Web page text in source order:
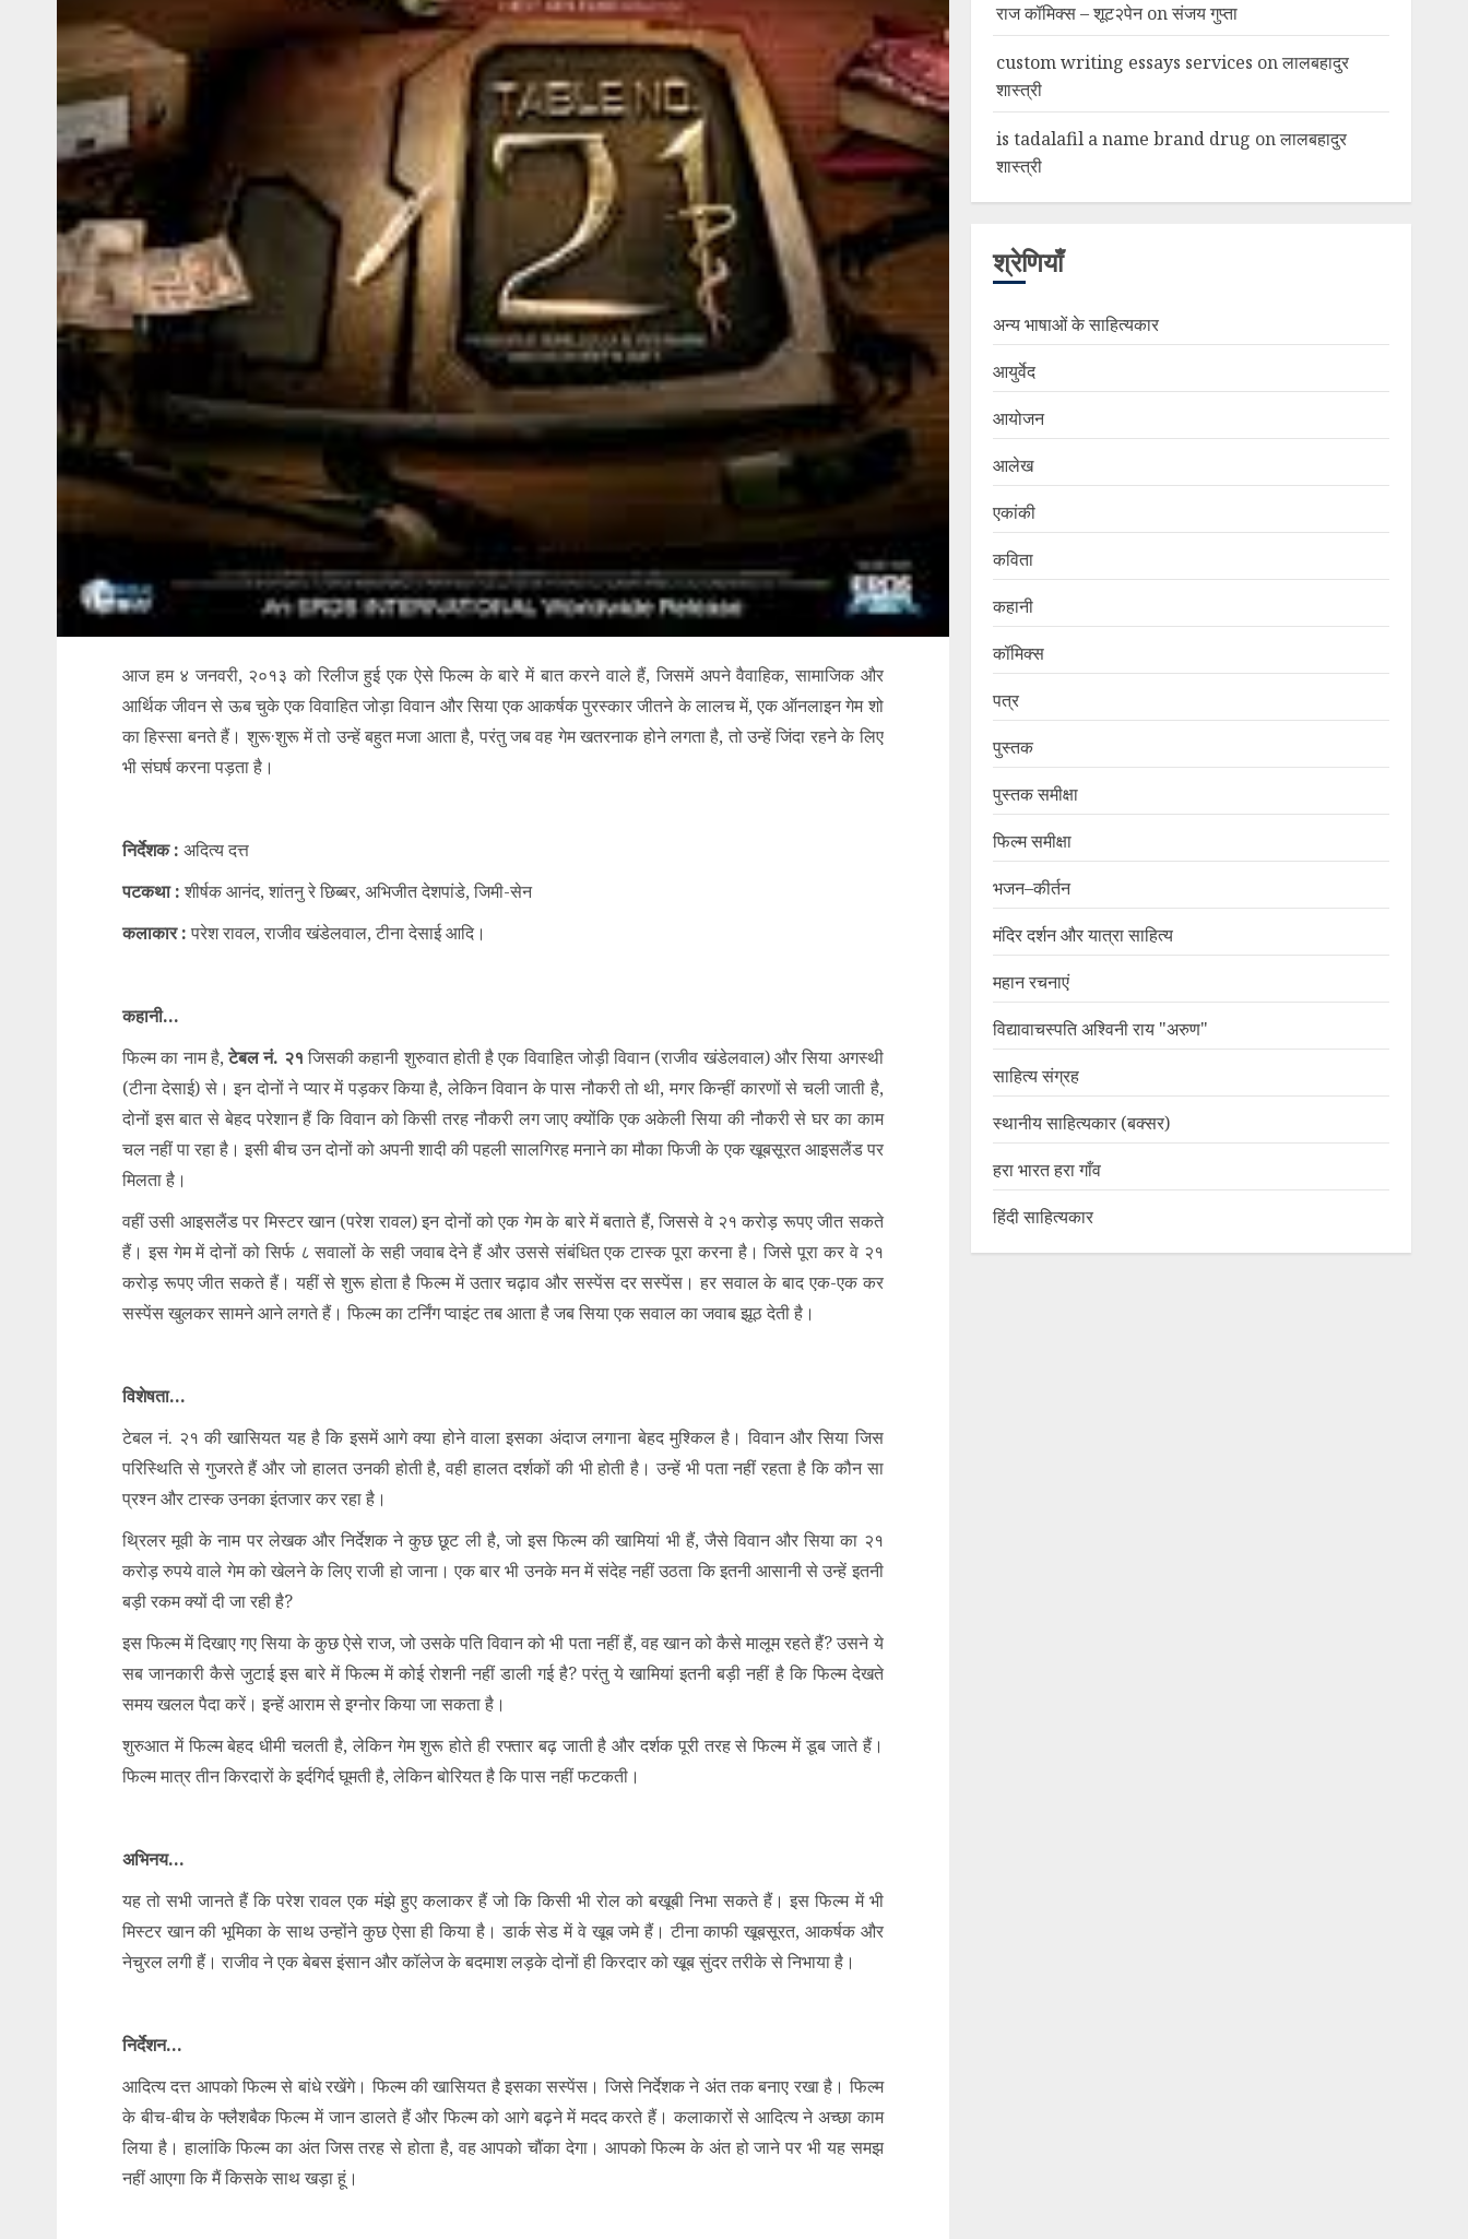
आज हम ४ जनवरी, २०१३ को रिलीज हुई एक ऐसे फिल्म के बारे में बात करने वाले हैं, जिसमें अपने वैवाहिक, सामाजिक और
आर्थिक जीवन से ऊब चुके एक विवाहित जोड़ा विवान और सिया एक आकर्षक पुरस्कार जीतने के लालच में, एक ऑनलाइन गेम शो
का हिस्सा बनते हैं। शुरू·शुरू में तो उन्हें बहुत मजा आता है, परंतु जब वह गेम खतरनाक होने लगता है, तो उन्हें जिंदा रहने के लिए
भी संघर्ष करना पड़ता है।
निर्देशक : अदित्य दत्त
पटकथा : शीर्षक आनंद, शांतनु रे छिब्बर, अभिजीत देशपांडे, जिमी-सेन
कलाकार : परेश रावल, राजीव खंडेलवाल, टीना देसाई आदि।
कहानी…
फिल्म का नाम है,टेबल नं. २१ जिसकी कहानी शुरुवात होती है एक विवाहित जोड़ी विवान (राजीव खंडेलवाल) और सिया अगस्थी
(टीना देसाई) से। इन दोनों ने प्यार में पड़कर किया है, लेकिन विवान के पास नौकरी तो थी, मगर किन्हीं कारणों से चली जाती है,
दोनों इस बात से बेहद परेशान हैं कि विवान को किसी तरह नौकरी लग जाए क्योंकि एक अकेली सिया की नौकरी से घर का काम
चल नहीं पा रहा है। इसी बीच उन दोनों को अपनी शादी की पहली सालगिरह मनाने का मौका फिजी के एक खूबसूरत आइसलैंड पर
मिलता है।
वहीं उसी आइसलैंड पर मिस्टर खान (परेश रावल) इन दोनों को एक गेम के बारे में बताते हैं, जिससे वे २१ करोड़ रूपए जीत सकते
हैं। इस गेम में दोनों को सिर्फ ८ सवालों के सही जवाब देने हैं और उससे संबंधित एक टास्क पूरा करना है। जिसे पूरा कर वे २१
करोड़ रूपए जीत सकते हैं। यहीं से शुरू होता है फिल्म में उतार चढ़ाव और सस्पेंस दर सस्पेंस। हर सवाल के बाद एक-एक कर
सस्पेंस खुलकर सामने आने लगते हैं। फिल्म का टर्निंग प्वाइंट तब आता है जब सिया एक सवाल का जवाब झूठ देती है।
विशेषता…
टेबल नं. २१ की खासियत यह है कि इसमें आगे क्या होने वाला इसका अंदाज लगाना बेहद मुश्किल है। विवान और सिया जिस
परिस्थिति से गुजरते हैं और जो हालत उनकी होती है, वही हालत दर्शकों की भी होती है। उन्हें भी पता नहीं रहता है कि कौन सा
प्रश्न और टास्क उनका इंतजार कर रहा है।
थ्रिलर मूवी के नाम पर लेखक और निर्देशक ने कुछ छूट ली है, जो इस फिल्म की खामियां भी हैं, जैसे विवान और सिया का २१
करोड़ रुपये वाले गेम को खेलने के लिए राजी हो जाना। एक बार भी उनके मन में संदेह नहीं उठता कि इतनी आसानी से उन्हें इतनी
बड़ी रकम क्यों दी जा रही है?
इस फिल्म में दिखाए गए सिया के कुछ ऐसे राज, जो उसके पति विवान को भी पता नहीं हैं, वह खान को कैसे मालूम रहते हैं? उसने ये
सब जानकारी कैसे जुटाई इस बारे में फिल्म में कोई रोशनी नहीं डाली गई है? परंतु ये खामियां इतनी बड़ी नहीं है कि फिल्म देखते
समय खलल पैदा करें। इन्हें आराम से इग्नोर किया जा सकता है।
शुरुआत में फिल्म बेहद धीमी चलती है, लेकिन गेम शुरू होते ही रफ्तार बढ़ जाती है और दर्शक पूरी तरह से फिल्म में डूब जाते हैं।
फिल्म मात्र तीन किरदारों के इर्दगिर्द घूमती है, लेकिन बोरियत है कि पास नहीं फटकती।
अभिनय…
यह तो सभी जानते हैं कि परेश रावल एक मंझे हुए कलाकर हैं जो कि किसी भी रोल को बखूबी निभा सकते हैं। इस फिल्म में भी
मिस्टर खान की भूमिका के साथ उन्होंने कुछ ऐसा ही किया है। डार्क सेड में वे खूब जमे हैं। टीना काफी खूबसूरत, आकर्षक और
नेचुरल लगी हैं। राजीव ने एक बेबस इंसान और कॉलेज के बदमाश लड़के दोनों ही किरदार को खूब सुंदर तरीके से निभाया है।
निर्देशन…
आदित्य दत्त आपको फिल्म से बांधे रखेंगे। फिल्म की खासियत है इसका सस्पेंस। जिसे निर्देशक ने अंत तक बनाए रखा है। फिल्म
के बीच-बीच के फ्लैशबैक फिल्म में जान डालते हैं और फिल्म को आगे बढ़ने में मदद करते हैं। कलाकारों से आदित्य ने अच्छा काम
लिया है। हालांकि फिल्म का अंत जिस तरह से होता है, वह आपको चौंका देगा। आपको फिल्म के अंत हो जाने पर भी यह समझ
नहीं आएगा कि मैं किसके साथ खड़ा हूं।
राज कॉमिक्स – शूट२पेनonसंजय गुप्ता
custom writing essays services onलालबहादुर
शास्त्री
is tadalafil a name brand drug onलालबहादुर
शास्त्री
श्रेणियाँ
अन्य भाषाओं के साहित्यकार
आयुर्वेद
आयोजन
आलेख
एकांकी
कविता
कहानी
कॉमिक्स
पत्र
पुस्तक
पुस्तक समीक्षा
फिल्म समीक्षा
भजन–कीर्तन
मंदिर दर्शन और यात्रा साहित्य
महान रचनाएं
विद्यावाचस्पति अश्विनी राय "अरुण"
साहित्य संग्रह
स्थानीय साहित्यकार (बक्सर)
हरा भारत हरा गाँव
हिंदी साहित्यकार